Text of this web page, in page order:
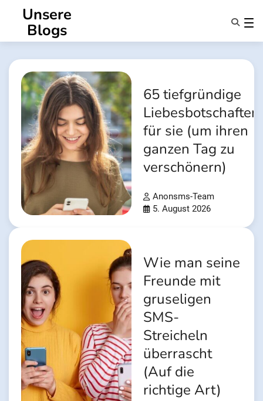
springen
Unsere
Blogs
Anonsms
Benachrichtigen Sie Partner
Über Uns
65 tiefgründige
Liebesbotschaften
für sie (um ihren
ganzen Tag zu
verschönern)
Anonsms-Team
5. August 2026
Wie man seine
Freunde mit
gruseligen
SMS-
Streicheln
überrascht
(Auf die
richtige Art)